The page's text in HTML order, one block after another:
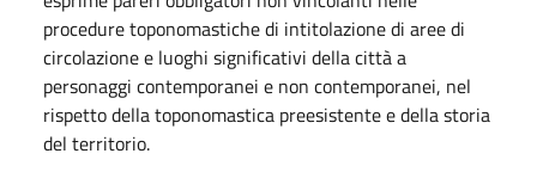
procedure toponomastiche di intitolazione di aree di
circolazione e luoghi significativi della città a
personaggi contemporanei e non contemporanei, nel
rispetto della toponomastica preesistente e della storia
del territorio.